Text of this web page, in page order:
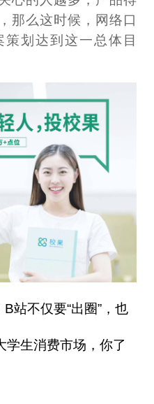
那么这时候，网络口
划达到这一总体目
站不仅要“出圈”，也
学生消费市场，你了